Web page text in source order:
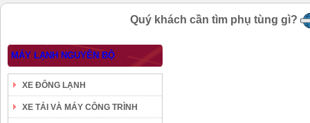
Quý khách cần tìm phụ tùng gì?
MÁY LẠNH NGUYÊN BỘ
XE ĐÔNG LẠNH
XE TẢI VÀ MÁY CÔNG TRÌNH